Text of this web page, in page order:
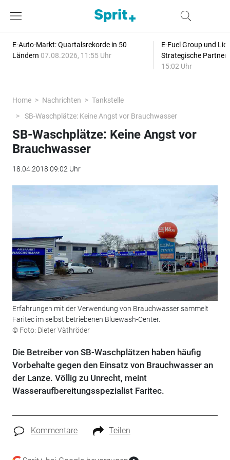
E-Auto-Markt: Quartalsrekorde in 50
Ländern 07.08.2026, 11:55 Uhr
E-Fuel Group und
Strategische
15:02 Uhr
Home Nachrichten
Tankstelle
SB-Waschplätze: Keine Angst vor Brauchwasser
SB-Waschplätze: Keine Angst vor
Brauchwasser
18.04.2018 09:02 Uhr
Erfahrungen mit der Verwendung von Brauchwasser sammelt
Faritec im selbst betriebenen Bluewash-Center.
© Foto: Dieter Väthröder
Die Betreiber von SB-Waschplätzen haben häufig
Vorbehalte gegen den Einsatz von Brauchwasser an
der Lanze. Völlig zu Unrecht, meint
Wasseraufbereitungsspezialist Faritec.
Kommentare Teilen